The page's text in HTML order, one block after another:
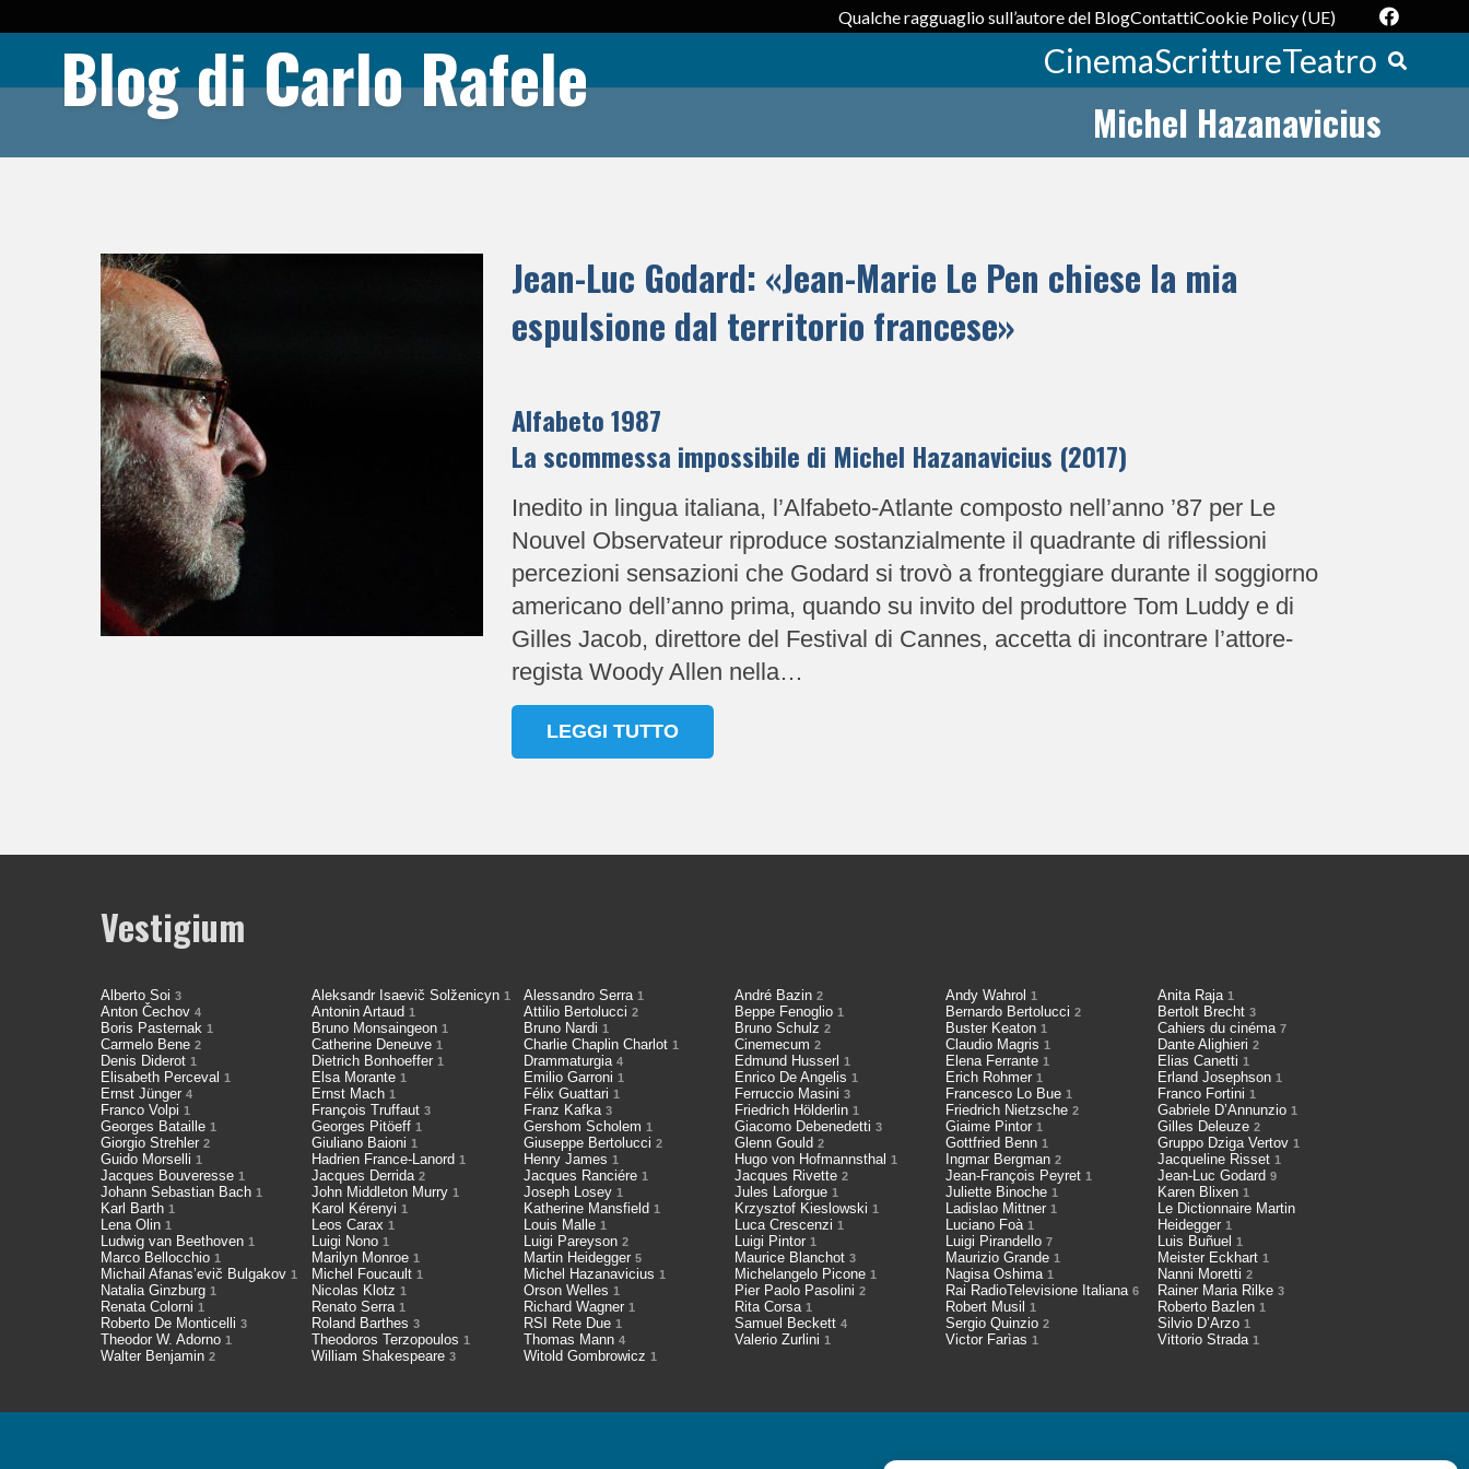
Qualche ragguaglio sull’autore del BlogContattiCookie Policy (UE)
Blog di Carlo Rafele CinemaScrittureTeatro
Michel Hazanavicius
Jean-Luc Godard: «Jean-Marie Le Pen chiese la mia
espulsione dal territorio francese»
Alfabeto 1987
La scommessa impossibile di Michel Hazanavicius (2017)
Inedito in lingua italiana, l’Alfabeto-Atlante composto nell’anno ’87 per Le
Nouvel Observateur riproduce sostanzialmente il quadrante di riflessioni
percezioni sensazioni che Godard si trovò a fronteggiare durante il soggiorno
americano dell’anno prima, quando su invito del produttore Tom Luddy e di
Gilles Jacob, direttore del Festival di Cannes, accetta di incontrare l’attore-
regista Woody Allen nella…
LEGGI TUTTO
Vestigium
Alberto Soi 3 Aleksandr Isaevič Solženicyn1 Alessandro Serra 1 André Bazin 2 Andy Wahrol1 Anita Raja 1
Anton Čechov 4 Antonin Artaud1 Attilio Bertolucci 2 Beppe Fenoglio 1 Bernardo Bertolucci2 Bertolt Brecht 3
Boris Pasternak 1 Bruno Monsaingeon1 Bruno Nardi 1 Bruno Schulz 2 Buster Keaton1 Cahiers du cinéma 7
Carmelo Bene 2 Catherine Deneuve1 Charlie Chaplin Charlot 1 Cinemecum 2 Claudio Magris1 Dante Alighieri 2
Denis Diderot 1 Dietrich Bonhoeffer1 Drammaturgia 4 Edmund Husserl 1 Elena Ferrante1 Elias Canetti 1
Elisabeth Perceval 1 Elsa Morante1 Emilio Garroni 1 Enrico De Angelis 1 Erich Rohmer1 Erland Josephson 1
Ernst Jünger 4 Ernst Mach1 Félix Guattari 1 Ferruccio Masini 3 Francesco Lo Bue1 Franco Fortini 1
Franco Volpi 1 François Truffaut3 Franz Kafka 3 Friedrich Hölderlin 1 Friedrich Nietzsche2 Gabriele D’Annunzio 1
Georges Bataille 1 Georges Pitöeff1 Gershom Scholem 1 Giacomo Debenedetti 3 Giaime Pintor1 Gilles Deleuze 2
Giorgio Strehler 2 Giuliano Baioni1 Giuseppe Bertolucci 2 Glenn Gould 2 Gottfried Benn1 Gruppo Dziga Vertov 1
Guido Morselli 1 Hadrien France-Lanord1 Henry James 1 Hugo von Hofmannsthal 1 Ingmar Bergman2 Jacqueline Risset 1
Jacques Bouveresse 1 Jacques Derrida2 Jacques Ranciére 1 Jacques Rivette 2 Jean-François Peyret1 Jean-Luc Godard 9
Johann Sebastian Bach 1 John Middleton Murry1 Joseph Losey 1 Jules Laforgue 1 Juliette Binoche1 Karen Blixen 1
Karl Barth 1 Karol Kérenyi1 Katherine Mansfield 1 Krzysztof Kieslowski 1 Ladislao Mittner1
Le Dictionnaire Martin
Heidegger 1
Lena Olin 1 Leos Carax1 Louis Malle 1 Luca Crescenzi 1 Luciano Foà1
Ludwig van Beethoven 1 Luigi Nono1 Luigi Pareyson 2 Luigi Pintor 1 Luigi Pirandello7 Luis Buñuel 1
Marco Bellocchio 1 Marilyn Monroe1 Martin Heidegger 5 Maurice Blanchot 3 Maurizio Grande1 Meister Eckhart 1
Michail Afanas’evič Bulgakov 1 Michel Foucault1 Michel Hazanavicius 1 Michelangelo Picone 1 Nagisa Oshima1 Nanni Moretti 2
Natalia Ginzburg 1 Nicolas Klotz1 Orson Welles 1 Pier Paolo Pasolini 2 Rai RadioTelevisione Italiana6 Rainer Maria Rilke 3
Renata Colorni 1 Renato Serra1 Richard Wagner 1 Rita Corsa 1 Robert Musil1 Roberto Bazlen 1
Roberto De Monticelli 3 Roland Barthes3 RSI Rete Due 1 Samuel Beckett 4 Sergio Quinzio2 Silvio D’Arzo 1
Theodor W. Adorno 1 Theodoros Terzopoulos1 Thomas Mann 4 Valerio Zurlini 1 Victor Farìas1 Vittorio Strada 1
Walter Benjamin 2 William Shakespeare3 Witold Gombrowicz 1